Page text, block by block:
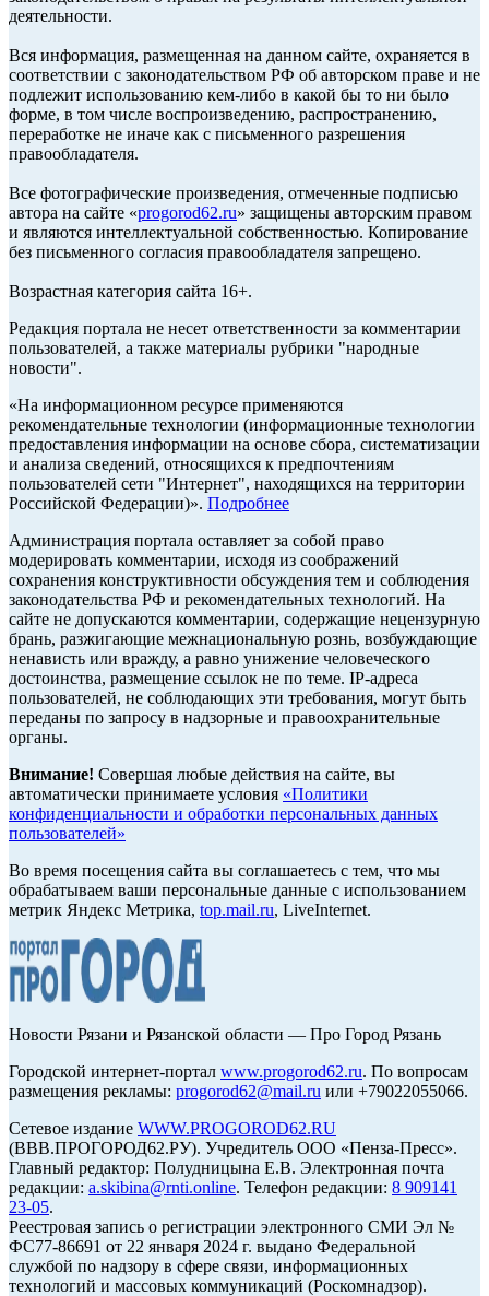
деятельности.
Вся информация, размещенная на данном сайте, охраняется в
соответствии с законодательством РФ об авторском праве и не
подлежит использованию кем-либо в какой бы то ни было
форме, в том числе воспроизведению, распространению,
переработке не иначе как с письменного разрешения
правообладателя.
Все фотографические произведения, отмеченные подписью
автора на сайте «progorod62.ru» защищены авторским правом
и являются интеллектуальной собственностью. Копирование
без письменного согласия правообладателя запрещено.
Возрастная категория сайта 16+.
Редакция портала не несет ответственности за комментарии
пользователей, а также материалы рубрики "народные
новости".
«На информационном ресурсе применяются
рекомендательные технологии (информационные технологии
предоставления информации на основе сбора, систематизации
и анализа сведений, относящихся к предпочтениям
пользователей сети "Интернет", находящихся на территории
Российской Федерации)». Подробнее
Администрация портала оставляет за собой право
модерировать комментарии, исходя из соображений
сохранения конструктивности обсуждения тем и соблюдения
законодательства РФ и рекомендательных технологий. На
сайте не допускаются комментарии, содержащие нецензурную
брань, разжигающие межнациональную рознь, возбуждающие
ненависть или вражду, а равно унижение человеческого
достоинства, размещение ссылок не по теме. IP-адреса
пользователей, не соблюдающих эти требования, могут быть
переданы по запросу в надзорные и правоохранительные
органы.
Внимание! Совершая любые действия на сайте, вы
автоматически принимаете условия «Политики
конфиденциальности и обработки персональных данных
пользователей»
Во время посещения сайта вы соглашаетесь с тем, что мы
обрабатываем ваши персональные данные с использованием
метрик Яндекс Метрика, top.mail.ru, LiveInternet.
Новости Рязани и Рязанской области — Про Город Рязань
Городской интернет-портал www.progorod62.ru. По вопросам
размещения рекламы: progorod62@mail.ru или +79022055066.
Сетевое издание WWW.PROGOROD62.RU
(ВВВ.ПРОГОРОД62.РУ). Учредитель ООО «Пенза-Пресс».
Главный редактор: Полудницына Е.В. Электронная почта
редакции: a.skibina@rnti.online. Телефон редакции: 8 909141
23-05.
Реестровая запись о регистрации электронного СМИ Эл №
ФС77-86691 от 22 января 2024 г. выдано Федеральной
службой по надзору в сфере связи, информационных
технологий и массовых коммуникаций (Роскомнадзор).